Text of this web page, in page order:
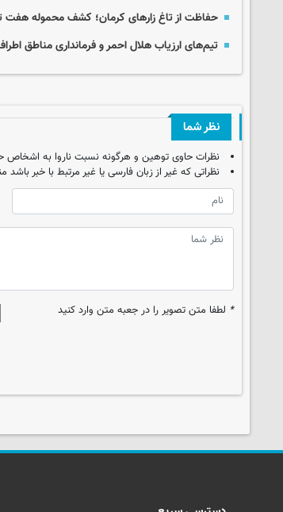
حفاظت از تاغ زارهای کرمان؛ کشف محموله
تیم‌های ارزیاب هلال احمر و فرمانداری مناطق
نظر شما
نظرات حاوی توهین و هرگونه نسبت ناروا به
نظراتی که غیر از زبان فارسی یا غیر مرتبط با خبر
* لطفا متن تصویر را در جعبه متن وارد کنید